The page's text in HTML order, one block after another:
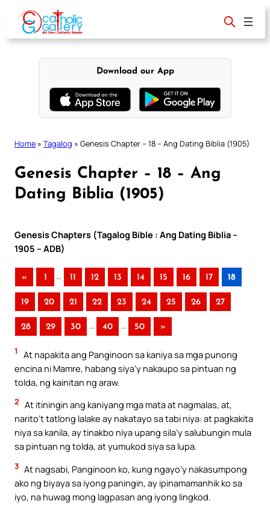
content
Download our App
Home » Tagalog » Genesis Chapter – 18 – Ang Dating Biblia (1905)
Genesis Chapter – 18 – Ang
Dating Biblia (1905)
Genesis Chapters (Tagalog Bible : Ang Dating Biblia –
1905 – ADB)
« 1 .. 11 12 13 14 15 16 17 18
19 20 21 22 23 24 25 26 27
28 29 30 .. 40 .. 50 »
1
At napakita ang Panginoon sa kaniya sa mga punong
encina ni Mamre, habang siya’y nakaupo sa pintuan ng
tolda, ng kainitan ng araw.
2 At itiningin ang kaniyang mga mata at nagmalas, at,
narito’t tatlong lalake ay nakatayo sa tabi niya: at pagkakita
niya sa kanila, ay tinakbo niya upang sila’y salubungin mula
sa pintuan ng tolda, at yumukod siya sa lupa.
3 At nagsabi, Panginoon ko, kung ngayo’y nakasumpong
ako ng biyaya sa iyong paningin, ay ipinamamanhik ko sa
iyo, na huwag mong lagpasan ang iyong lingkod.